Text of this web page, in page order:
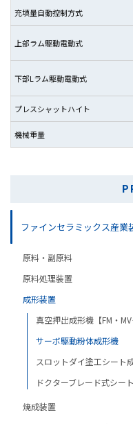
充填量自動控制方式
上部ラム駆動電動式
下部Lラム駆動電動式
プレスシャットハイト
機械重量
ファインセラミックス産業
原料・副原料
原料処理装置
成形装置
真空押出成形機【FM・MV
サーボ駆動粉体成形機
スロットダイ塗工シート
ドクターブレード式シー
焼成装置